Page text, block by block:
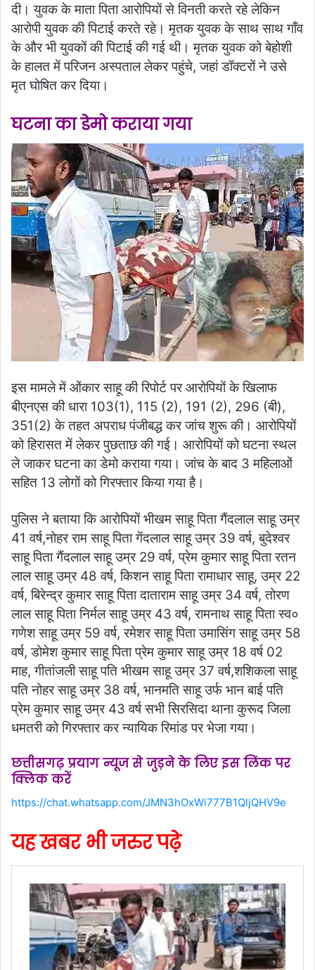
दी। युवक के माता पिता आरोपियों से विनती करते रहे लेकिन
आरोपी युवक की पिटाई करते रहे। मृतक युवक के साथ साथ गाँव
के और भी युवकों की पिटाई की गई थी। मृतक युवक को बेहोशी
के हालत में परिजन अस्पताल लेकर पहुंचे, जहां डॉक्टरों ने उसे
मृत घोषित कर दिया।
घटना का डेमो कराया गया
इस मामले में ओंकार साहू की रिपोर्ट पर आरोपियों के खिलाफ
बीएनएस की धारा 103(1), 115 (2), 191 (2), 296 (बी),
351(2) के तहत अपराध पंजीबद्ध कर जांच शुरू की। आरोपियों
को हिरासत में लेकर पुछताछ की गई। आरोपियों को घटना स्थल
ले जाकर घटना का डेमो कराया गया। जांच के बाद 3 महिलाओं
सहित 13 लोगों को गिरफ्तार किया गया है।
पुलिस ने बताया कि आरोपियों भीखम साहू पिता गैंदलाल साहू उम्र
41 वर्ष,नोहर राम साहू पिता गेंदलाल साहू उम्र 39 वर्ष, बुदेश्वर
साहू पिता गैंदलाल साहू उम्र 29 वर्ष, प्रेम कुमार साहू पिता रतन
लाल साहू उम्र 48 वर्ष, किशन साहू पिता रामाधार साहू, उम्र 22
वर्ष, बिरेन्द्र कुमार साहू पिता दाताराम साहू उम्र 34 वर्ष, तोरण
लाल साहू पिता निर्मल साहू उम्र 43 वर्ष, रामनाथ साहू पिता स्व०
गणेश साहू उम्र 59 वर्ष, रमेशर साहू पिता उमासिंग साहू उम्र 58
वर्ष, डोमेश कुमार साहू पिता प्रेम कुमार साहू उम्र 18 वर्ष 02
माह, गीतांजली साहू पति भीखम साहू उम्र 37 वर्ष,शशिकला साहू
पति नोहर साहू उम्र 38 वर्ष, भानमति साहू उर्फ भान बाई पति
प्रेम कुमार साहू उम्र 43 वर्ष सभी सिरसिदा थाना कुरूद जिला
धमतरी को गिरफ्तार कर न्यायिक रिमांड पर भेजा गया।
छत्तीसगढ़ प्रयाग न्यूज से जुड़ने के लिए इस लिंक पर
क्लिक करें
https://chat.whatsapp.com/JMN3hOxWi777B1QljQHV9e
यह खबर भी जरुर पढ़े